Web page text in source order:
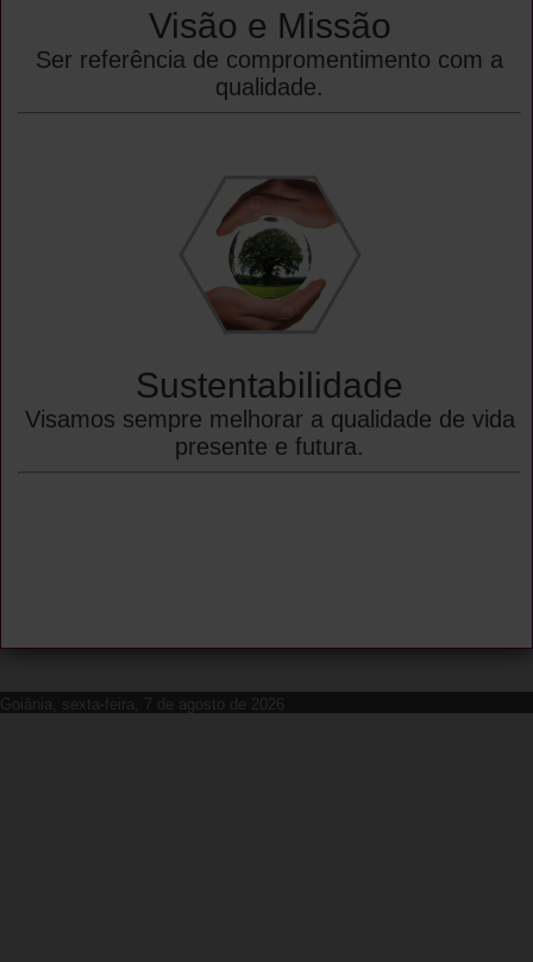
Visão e Missão
Ser referência de compromentimento com a
qualidade.
Sustentabilidade
Visamos sempre melhorar a qualidade de vida
presente e futura.
Goiânia, sexta-feira, 7 de agosto de 2026